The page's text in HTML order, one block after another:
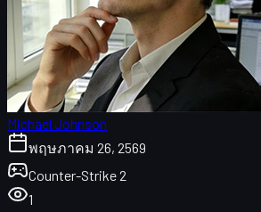
Michael Johnson
พฤษภาคม 26, 2569
Counter-Strike 2
1